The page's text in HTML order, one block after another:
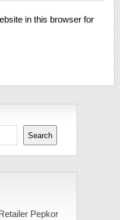
in this browser for
Search
Pepkor